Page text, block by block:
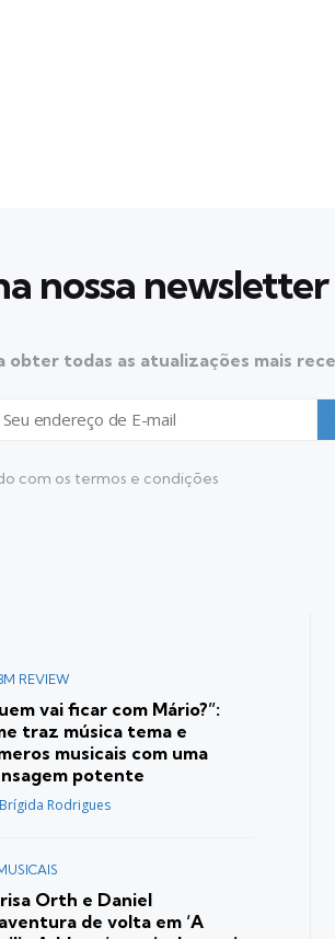
nossa newsletter
obter todas as atualizações mais
com os termos e condições
REVIEW
vai ficar com Mário?”:
traz música tema e
musicais com uma
potente
Brígida Rodrigues
Orth e Daniel
de volta em ‘A